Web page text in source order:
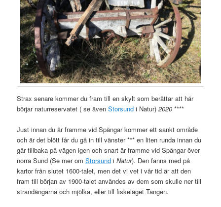
Strax senare kommer du fram till en skylt som berättar att här
börjar naturreservatet ( se ävenStorsund i Natur)2020 ****
Just innan du är framme vid Spängar kommer ett sankt område
och är det blött får du gå in till vänster *** en liten runda innan du
går tillbaka på vägen igen och snart är framme vid Spängar över
norra Sund (Se mer omStorsund iNatur). Den fanns med på
kartor från slutet 1600-talet, men det vi vet i vår tid är att den
fram till början av 1900-talet användes av dem som skulle ner till
strandängarna och mjölka, eller till fiskeläget Tangen.